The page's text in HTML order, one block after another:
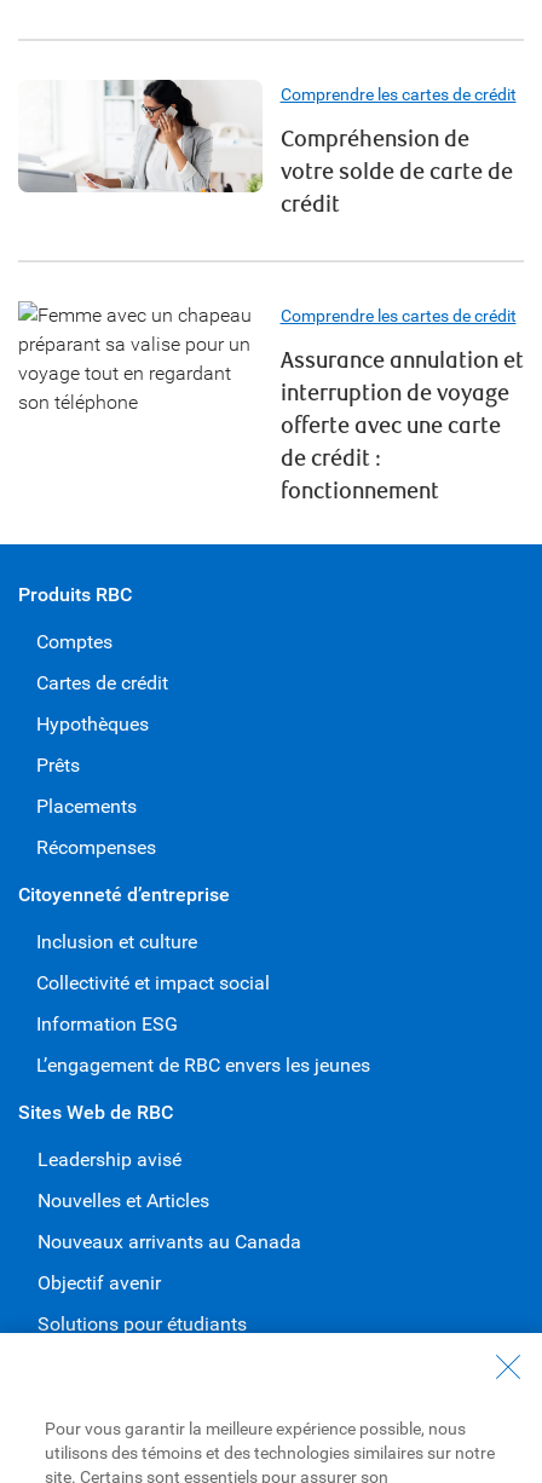
Comprendre les cartes de crédit
Compréhension de
votre solde de carte de
crédit
Comprendre les cartes de crédit
Assurance annulation et
interruption de voyage
offerte avec une carte
de crédit :
fonctionnement
Produits RBC
Comptes
Cartes de crédit
Hypothèques
Prêts
Placements
Récompenses
Citoyenneté d’entreprise
Inclusion et culture
Collectivité et impact social
Information ESG
L’engagement de RBC envers les jeunes
Sites Web de RBC
Leadership avisé
Nouvelles et Articles
Nouveaux arrivants au Canada
Objectif avenir
Solutions pour étudiants
Nous joindre
Trouvez une succursale ou un GAB
Pour vous garantir la meilleure expérience possible, nous
utilisons des témoins et des technologies similaires sur notre
site. Certains sont essentiels pour assurer son